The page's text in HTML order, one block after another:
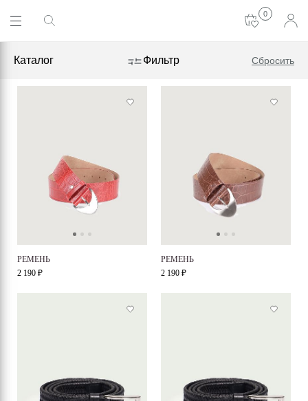
0
Каталог Фильтр Сбросить
РЕМЕНЬ
2 190 ₽
РЕМЕНЬ
2 190 ₽